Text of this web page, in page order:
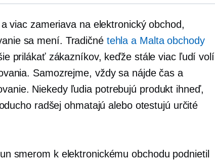
viac zameriava na elektronický obchod,
sa mení. Tradičné tehla a Maltaobchody
prilákať zákazníkov, keďže stále viac ľudí volí
Samozrejme, vždy sa nájde čas a
Niekedy ľudia potrebujú produkt ihneď,
radšej ohmatajú alebo otestujú určité
smerom k elektronickému obchodu podnietil